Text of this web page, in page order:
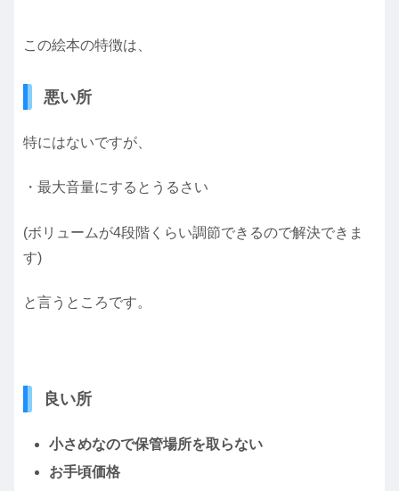
この絵本の特徴は、
悪い所
特にはないですが、
・最大音量にするとうるさい
(ボリュームが4段階くらい調節できるので解決できま
す)
と言うところです。
良い所
小さめなので保管場所を取らない
お手頃価格